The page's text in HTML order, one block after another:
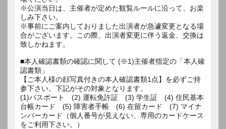
※公演当日は、主催者が定めた観覧ルールに沿って、お楽
しみ下さい。
※事前にご案内しておりました出演者が急遽変更となる場
合がございます。この際、出演者変更に伴う返金、交換は
致しかねます。
■本人確認書類の確認に関して (※1)主催者指定の「本人確
認書類」
【ご本人様の顔写真付きの本人確認書類1点】を必ずご持
参下さい。下記がその対象となります。
(1)パスポート (2) 運転免許証 (3) 学生証 (4) 住民基本
台帳カード (5) 障害者手帳 (6) 在留カード (7) マイナ
ンバーカード（個人番号が見えない、専用のカードケース
をご利用下さい。）